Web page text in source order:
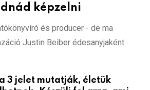
képzelni
és producer - de ma
Justin Beiber édesanyjaként
3 jelet mutatják, életük